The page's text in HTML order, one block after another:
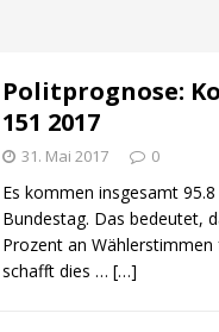
Politprognose:
151 2017
31. Mai 2017 0
Es kommen insgesamt
Bundestag. Das bedeutet,
Prozent an
schafft dies … […]